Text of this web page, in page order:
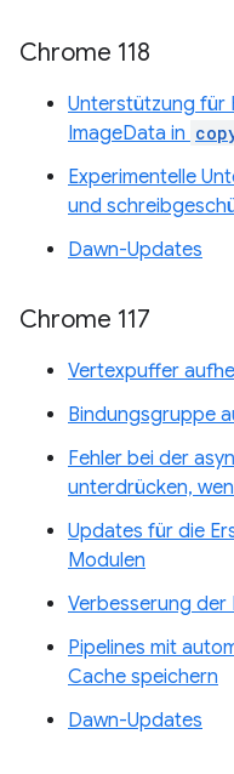
Chrome 118
Unterstützung für
ImageData in
Experimentelle
und
Dawn-Updates
Chrome 117
Vertexpuffer
Bindungsgruppe
Fehler bei der
unterdrücken,
Updates für die
Modulen
Verbesserung
Pipelines mit
Cache speichern
Dawn-Updates